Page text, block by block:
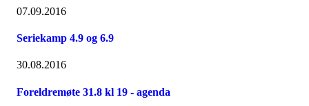
07.09.2016
Seriekamp 4.9 og 6.9
30.08.2016
Foreldremøte 31.8 kl 19 - agenda